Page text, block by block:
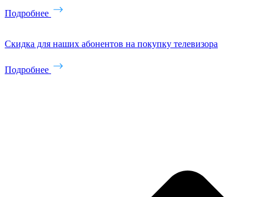
Подробнее
Скидка для наших абонентов на покупку телевизора
Подробнее